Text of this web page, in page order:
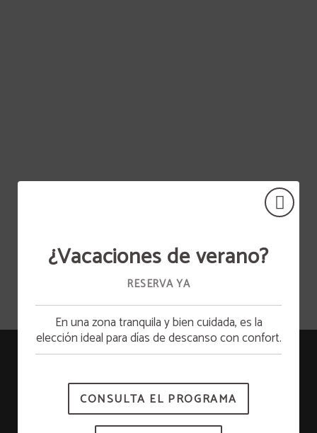
Senhora Do Castelo
Protección de datos
Apertura piscina
junio.
¿Vacaciones de verano?
RESERVA YA
En una zona tranquila y bien cuidada, es la
elección ideal para días de descanso con confort.
CONSULTA EL PROGRAMA